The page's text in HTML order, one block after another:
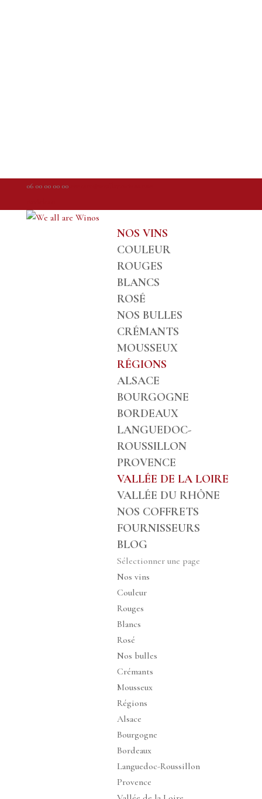
06 00 00 00 00
NOS VINS
COULEUR
ROUGES
BLANCS
ROSÉ
NOS BULLES
CRÉMANTS
MOUSSEUX
RÉGIONS
ALSACE
BOURGOGNE
BORDEAUX
LANGUEDOC-
ROUSSILLON
PROVENCE
VALLÉE DE LA LOIRE
VALLÉE DU RHÔNE
NOS COFFRETS
FOURNISSEURS
BLOG
Sélectionner une page
Nos vins
Couleur
Rouges
Blancs
Rosé
Nos bulles
Crémants
Mousseux
Régions
Alsace
Bourgogne
Bordeaux
Languedoc-Roussillon
Provence